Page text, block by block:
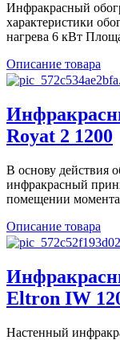
Инфракрасный
характеристики
нагрева 6 кВт
Описание товара
Royat 2 1200
В основу действия
инфракрасный
помещении
Описание товара
Eltron IW
Настенный